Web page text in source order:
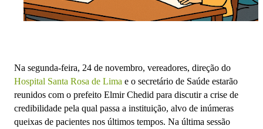
Na segunda-feira, 24 de novembro, vereadores, direção do
Hospital Santa Rosa de Lima e o secretário de Saúde estarão
reunidos com o prefeito Elmir Chedid para discutir a crise de
credibilidade pela qual passa a instituição, alvo de inúmeras
queixas de pacientes nos últimos tempos. Na última sessão